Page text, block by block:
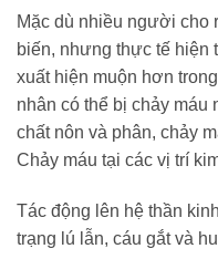
Mặc dù nhiều người cho
biến, nhưng thực tế hiện
xuất hiện muộn hơn
nhân có thể bị chảy máu
chất nôn và phân, chảy
Chảy máu tại các vị trí
Tác động lên hệ thần
trạng lú lẫn, cáu gắt và